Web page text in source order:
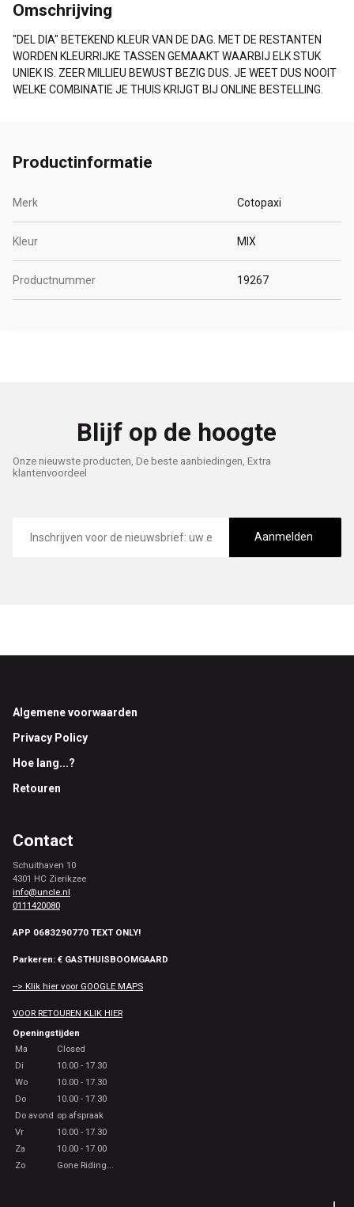
Omschrijving
"DEL DIA" BETEKEND KLEUR VAN DE DAG. MET DE RESTANTEN
WORDEN KLEURRIJKE TASSEN GEMAAKT WAARBIJ ELK STUK
UNIEK IS. ZEER MILLIEU BEWUST BEZIG DUS. JE WEET DUS NOOIT
WELKE COMBINATIE JE THUIS KRIJGT BIJ ONLINE BESTELLING.
Productinformatie
Merk Cotopaxi
Kleur MIX
Productnummer 19267
Blijf op de hoogte
Onze nieuwste producten, De beste aanbiedingen, Extra
klantenvoordeel
mailadres
Aanmelden
Footer
Algemene voorwaarden
Privacy Policy
Hoe lang...?
Retouren
Contact
Schuithaven 10
4301 HC Zierikzee
info@uncle.nl
0111420080
APP 0683290770 TEXT ONLY!
Parkeren: € GASTHUISBOOMGAARD
--> Klik hier voor GOOGLE MAPS
VOOR RETOUREN KLIK HIER
Openingstijden
Ma
Closed
Di
10.00 - 17.30
Wo
10.00 - 17.30
Do
10.00 - 17.30
Do avond op afspraak
Vr
10.00 - 17.30
Za
10.00 - 17.00
Zo
Gone Riding...